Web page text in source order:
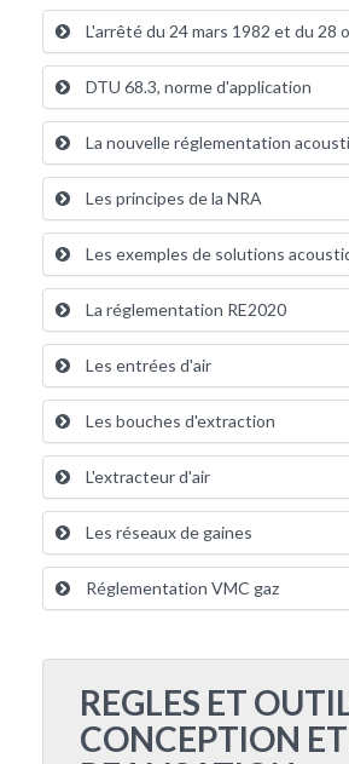
L'arrêté du 24 mars 1982 et du 28
DTU 68.3, norme d'application
La nouvelle réglementation
Les principes de la NRA
Les exemples de solutions
La réglementation RE2020
Les entrées d'air
Les bouches d'extraction
L'extracteur d'air
Les réseaux de gaines
Réglementation VMC gaz
REGLES ET
CONCEPTION